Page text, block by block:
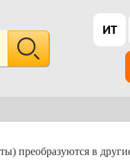
ИТ
преобразуются в